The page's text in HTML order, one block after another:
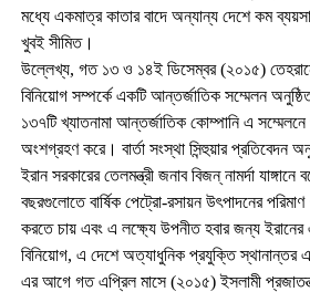
মধ্যে একমাত্র কাতার বাদে অন্যান্য দেশে কম
খুবই সীমিত।
উল্লেখ্য, গত ১৩ ও ১৪ই ডিসেম্বর (২০১৫) তেহরানে
বিনিয়োগ সম্পর্কে একটি আন্তর্জাতিক সম্মেলন
১৩৭টি খ্যাতনামা আন্তর্জাতিক কোম্পানি এ সম্মেলনে
অংশগ্রহণ করে। বার্তা সংস্থা সিন্হুয়ার প্রতিবেদন
ইরান সরকারের তেলমন্ত্রী জনাব বিজন্ নামর্দা
বছরগুলোতে বার্ষিক পেট্রো-রসায়ন উৎপাদনের
করতে চায় এবং এ লক্ষ্যে উপনীত হবার জন্য
বিনিয়োগ, এ দেশে অত্যাধুনিক প্রযুক্তি স্থানান্তর
এর আগে গত এপ্রিল মাসে (২০১৫) ইসলামী